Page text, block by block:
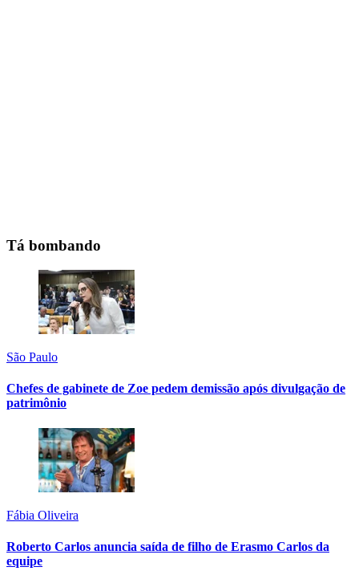
Tá bombando
São Paulo
Chefes de gabinete de Zoe pedem demissão após divulgação de
patrimônio
Fábia Oliveira
Roberto Carlos anuncia saída de filho de Erasmo Carlos da
equipe